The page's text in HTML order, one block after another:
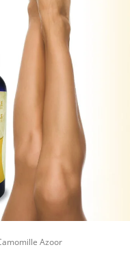
Azoor